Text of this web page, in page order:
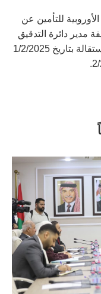
للتأمين عن
مدير دائرة التدقيق
الداخلي لدى الشركة حيث قام بتقديم الإستقالة بتاريخ 1/2/2025